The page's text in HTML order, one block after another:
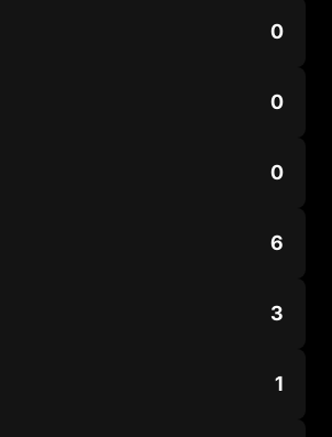
0
0
0
6
3
1